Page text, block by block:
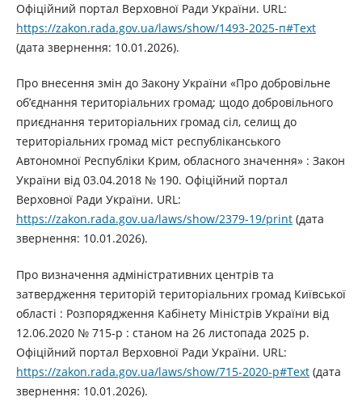
Офіційний портал Верховної Ради України. URL:
https://zakon.rada.gov.ua/laws/show/1493-2025-п#Text
(дата звернення: 10.01.2026).
Про внесення змін до Закону України «Про добровільне
об’єднання територіальних громад; щодо добровільного
приєднання територіальних громад сіл, селищ до
територіальних громад міст республіканського
Автономної Республіки Крим, обласного значення» : Закон
України від 03.04.2018 № 190. Офіційний портал
Верховної Ради України. URL:
https://zakon.rada.gov.ua/laws/show/2379-19/print(дата
звернення: 10.01.2026).
Про визначення адміністративних центрів та
затвердження територій територіальних громад Київської
області : Розпорядження Кабінету Міністрів України від
12.06.2020 № 715-р : станом на 26 листопада 2025 р.
Офіційний портал Верховної Ради України. URL:
https://zakon.rada.gov.ua/laws/show/715-2020-р#Text(дата
звернення: 10.01.2026).